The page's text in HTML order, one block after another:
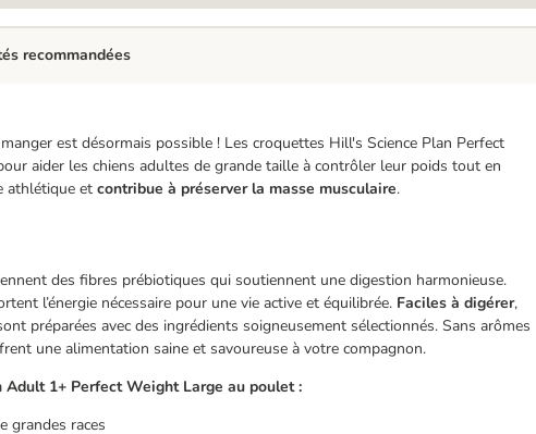
est désormais possible ! Les croquettes Hill's Science Plan Perfect
aider les chiens adultes de grande taille à contrôler leur poids tout en
athlétique et contribue à préserver la masse musculaire.
des fibres prébiotiques qui soutiennent une digestion harmonieuse.
l’énergie nécessaire pour une vie active et équilibrée. Faciles à digérer,
préparées avec des ingrédients soigneusement sélectionnés. Sans arômes
une alimentation saine et savoureuse à votre compagnon.
Adult 1+ Perfect Weight Large au poulet :
grandes races
recommandées